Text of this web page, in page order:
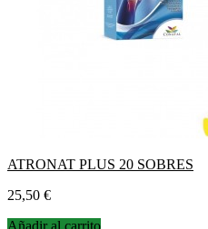
ATRONAT PLUS 20 SOBRES
Precio
25,50 €
Añadir al carrito